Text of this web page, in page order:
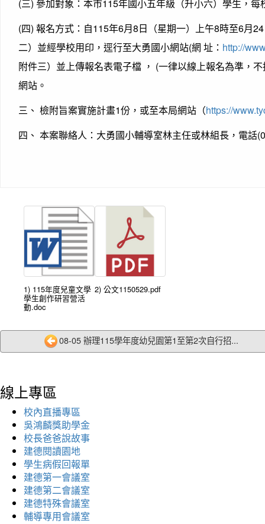
(三) 參加對象：本市115年國小五年級（升小六）學生，每
(四) 報名方式：自115年6月8日（星期一）上午8時至6月
二）並經學校用印，逕行至大勇國小網站(網 址： http://
附件三）並上傳報名表電子檔 ， (一律以線上報名為準，
網站。
三、 檢附旨案實施計畫1份，或至本局網站（https://
四、 本案聯絡人：大勇國小輔導室林主任或林組長，電話
1) 115年度兒童文學
學生創作研習營活
動.doc
2) 公文1150529.pdf
08-05 辦理115學年度幼兒園第1至第2次自行招...
線上專區
校內直播專區
吳鴻麟獎助學金
校長爸爸說故事
建德閱讀園地
學生病假回報單
建德第一會議室
建德第二會議室
建德特殊會議室
輔導專用會議室